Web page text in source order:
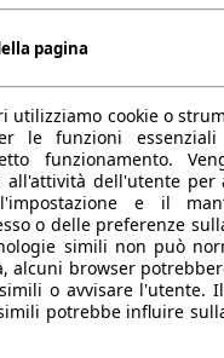
Link
pagina
utilizziamo cookie o
le funzioni
funzionamento.
all'attività dell'utente per
e il
o delle preferenze
simili non può
alcuni browser
o avvisare l'utente.
potrebbe influire